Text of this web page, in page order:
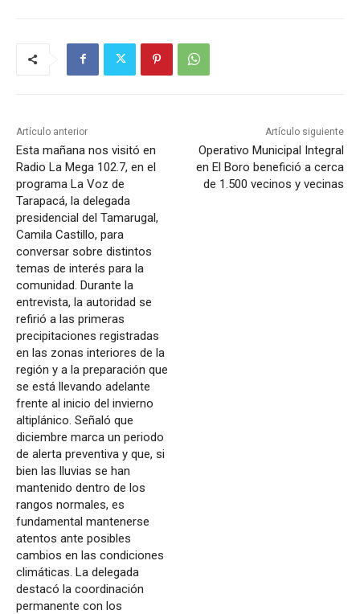
Artículo anterior
Esta mañana nos visitó en
Radio La Mega 102.7, en el
programa La Voz de
Tarapacá, la delegada
presidencial del Tamarugal,
Camila Castillo, para
conversar sobre distintos
temas de interés para la
comunidad. Durante la
entrevista, la autoridad se
refirió a las primeras
precipitaciones registradas
en las zonas interiores de la
región y a la preparación que
se está llevando adelante
frente al inicio del invierno
altiplánico. Señaló que
diciembre marca un periodo
de alerta preventiva y que, si
bien las lluvias se han
mantenido dentro de los
rangos normales, es
fundamental mantenerse
atentos ante posibles
cambios en las condiciones
climáticas. La delegada
destacó la coordinación
permanente con los
Artículo siguiente
Operativo Municipal Integral
en El Boro benefició a cerca
de 1.500 vecinos y vecinas